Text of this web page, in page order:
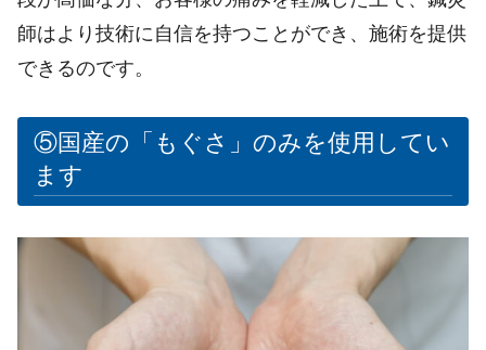
師はより技術に自信を持つことができ、施術を提供
できるのです。
⑤国産の「もぐさ」のみを使用してい
ます